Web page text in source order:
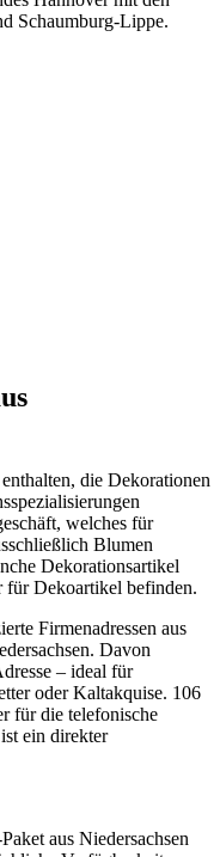
Schaumburg-Lippe.
die Dekorationen
welches für
Blumen
Dekorationsartikel
für Dekoartikel befinden.
Firmenadressen aus
. Davon
– ideal für
oder Kaltakquise. 106
für die telefonische
ein direkter
aus Niedersachsen